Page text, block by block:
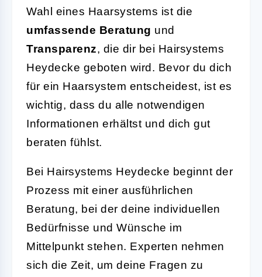
Wahl eines Haarsystems ist die
umfassende Beratung und
Transparenz, die dir bei Hairsystems
Heydecke geboten wird. Bevor du dich
für ein Haarsystem entscheidest, ist es
wichtig, dass du alle notwendigen
Informationen erhältst und dich gut
beraten fühlst.
Bei Hairsystems Heydecke beginnt der
Prozess mit einer ausführlichen
Beratung, bei der deine individuellen
Bedürfnisse und Wünsche im
Mittelpunkt stehen. Experten nehmen
sich die Zeit, um deine Fragen zu